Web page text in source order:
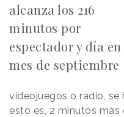
alcanza los 216
minutos por
espectador y día en
mes de septiembre
videojuegos o radio,
esto es, 2 minutos más